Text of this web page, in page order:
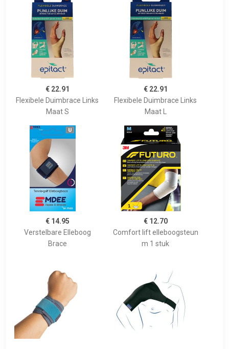
€ 22.91
Flexibele Duimbrace Links
Maat S
€ 22.91
Flexibele Duimbrace Links
Maat L
€ 14.95
Verstelbare Elleboog
Brace
€ 12.70
Comfort lift elleboogsteun
m 1 stuk